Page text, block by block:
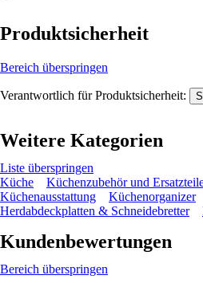
Produktsicherheit
Bereich überspringen
Verantwortlich für Produktsicherheit:
Weitere Kategorien
Liste überspringen
Küche
Küchenzubehör und
Küchenausstattung
Küchenorganizer
Herdabdeckplatten & Schneidebretter
Kundenbewertungen
Bereich überspringen